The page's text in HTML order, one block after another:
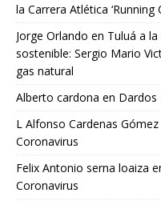
la Carrera Atlética ‘Running
Jorge Orlando en Tuluá a
sostenible: Sergio Mario
gas natural
Alberto cardona en Dardos
L Alfonso Cardenas Gómez
Coronavirus
Felix Antonio serna loaiza
Coronavirus